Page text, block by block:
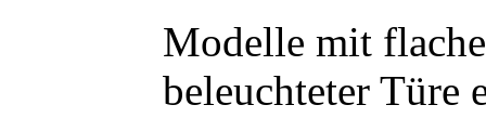
Modelle mit
beleuchteter Türe